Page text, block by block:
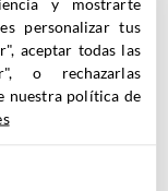
Inbound
personalizar tus
aceptar todas las
o rechazarlas
nuestra política de